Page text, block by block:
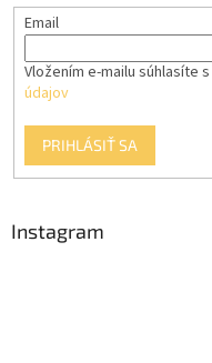
Email
Vložením e-mailu súhlasíte s
údajov
PRIHLÁSIŤ SA
Instagram